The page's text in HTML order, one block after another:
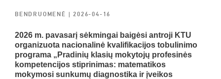
BENDRUOMENĖ | 2026-04-16
2026 m. pavasarį sėkmingai baigėsi antroji KTU
organizuota nacionalinė kvalifikacijos tobulinimo
programa „Pradinių klasių mokytojų profesinės
kompetencijos stiprinimas: matematikos
mokymosi sunkumų diagnostika ir įveikos